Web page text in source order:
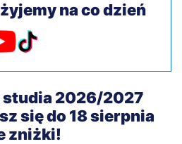
na co dzień
studia 2026/2027
się do 18 sierpnia
zniżki!